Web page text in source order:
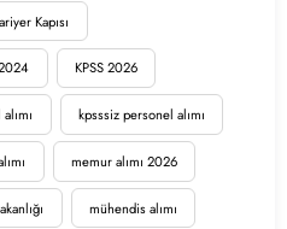
Kapısı
KPSS 2026
kpsssiz personel alımı
memur alımı 2026
mühendis alımı